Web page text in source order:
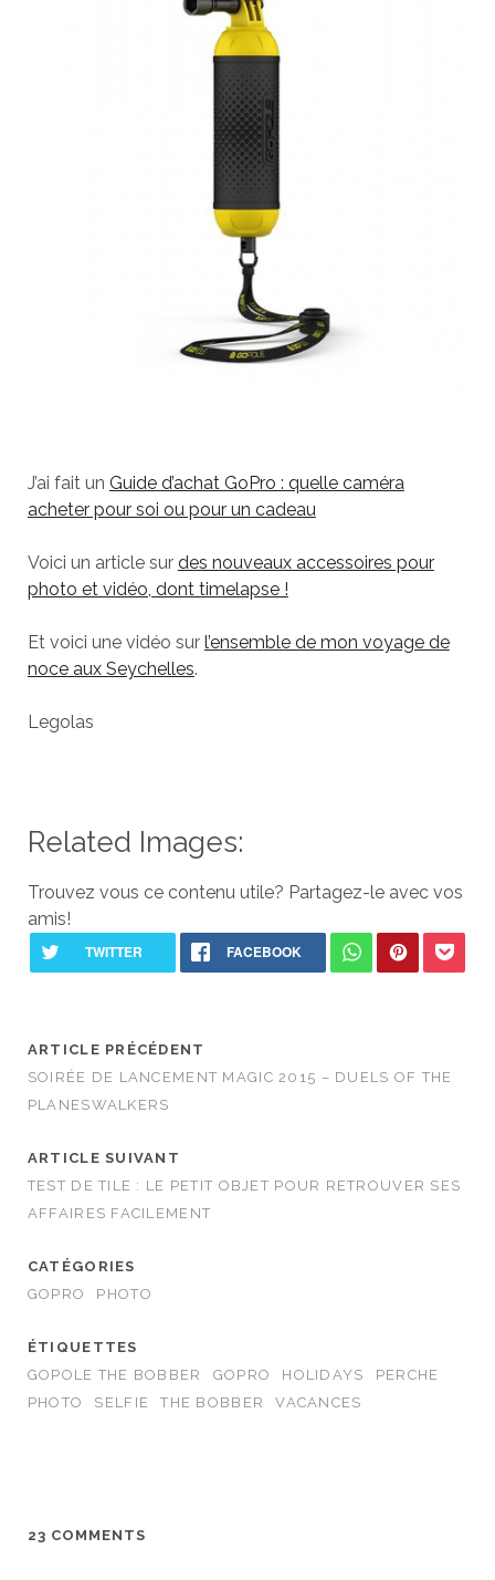
J’ai fait un Guide d’achat GoPro : quelle caméra
acheter pour soi ou pour un cadeau
Voici un article sur des nouveaux accessoires pour
photo et vidéo, dont timelapse !
Et voici une vidéo sur l’ensemble de mon voyage de
noce aux Seychelles.
Legolas
Related Images:
Trouvez vous ce contenu utile? Partagez-le avec vos
amis!
ARTICLE PRÉCÉDENT
SOIRÉE DE LANCEMENT MAGIC 2015 – DUELS OF THE
PLANESWALKERS
ARTICLE SUIVANT
TEST DE TILE : LE PETIT OBJET POUR RETROUVER SES
AFFAIRES FACILEMENT
CATÉGORIES
GOPRO
PHOTO
ÉTIQUETTES
GOPOLE THE BOBBER
GOPRO HOLIDAYS
PERCHE
PHOTO
SELFIE THE BOBBER VACANCES
23 COMMENTS